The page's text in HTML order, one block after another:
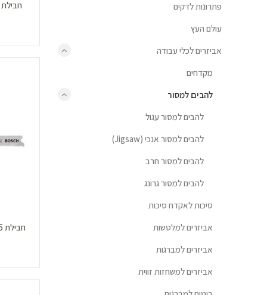
פתרונות לדקים
עולם העץ
אביזרים לכלי עבודה
מקדחים
להבים למסור
להבים למסור עגול
להבים למסור אנכי (Jigsaw)
להבים למסור חרב
להבים למסור גרונג
סיכות לאקדח סיכות
אביזרים למלטשות
אביזרים למברגות
אביזרים למשחזות זווית